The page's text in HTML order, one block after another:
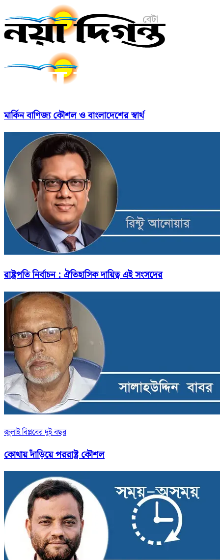
মার্কিন বাণিজ্য কৌশল ও বাংলাদেশের স্বার্থ
রাষ্ট্রপতি নির্বাচন : ঐতিহাসিক দায়িত্ব এই সংসদের
জুলাই বিপ্লবের দুই বছর
কোথায় দাঁড়িয়ে পররাষ্ট্র কৌশল